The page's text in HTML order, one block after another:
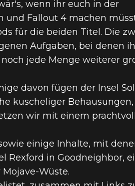
MODS
wenn ihr euch in der
und Fallout 4 machen
für die beiden Titel. Die
Aufgaben, bei denen
jede Menge weiterer
davon fügen der Insel
kuscheliger
wir mit einem
einige Inhalte, mit
Rexford in Goodneighbor,
Wüste.